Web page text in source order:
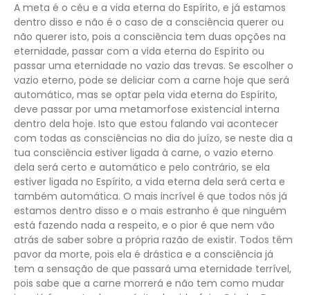
A meta é o céu e a vida eterna do Espírito, e já estamos
dentro disso e não é o caso de a consciência querer ou
não querer isto, pois a consciência tem duas opções na
eternidade, passar com a vida eterna do Espírito ou
passar uma eternidade no vazio das trevas. Se escolher o
vazio eterno, pode se deliciar com a carne hoje que será
automático, mas se optar pela vida eterna do Espírito,
deve passar por uma metamorfose existencial interna
dentro dela hoje. Isto que estou falando vai acontecer
com todas as consciências no dia do juízo, se neste dia a
tua consciência estiver ligada à carne, o vazio eterno
dela será certo e automático e pelo contrário, se ela
estiver ligada no Espírito, a vida eterna dela será certa e
também automática. O mais incrível é que todos nós já
estamos dentro disso e o mais estranho é que ninguém
está fazendo nada a respeito, e o pior é que nem vão
atrás de saber sobre a própria razão de existir. Todos têm
pavor da morte, pois ela é drástica e a consciência já
tem a sensação de que passará uma eternidade terrível,
pois sabe que a carne morrerá e não tem como mudar